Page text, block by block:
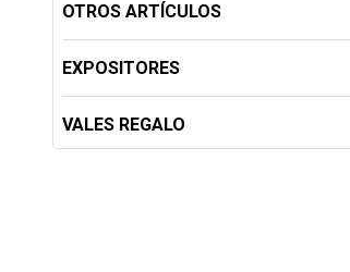
OTROS ARTÍCULOS
EXPOSITORES
VALES REGALO